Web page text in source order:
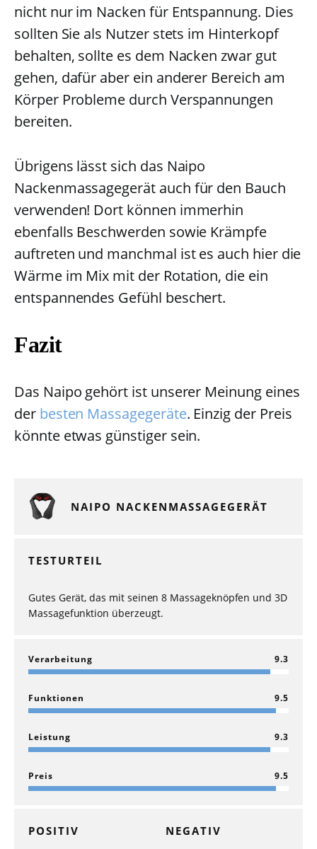
nicht nur im Nacken für Entspannung. Dies
sollten Sie als Nutzer stets im Hinterkopf
behalten, sollte es dem Nacken zwar gut
gehen, dafür aber ein anderer Bereich am
Körper Probleme durch Verspannungen
bereiten.
Übrigens lässt sich das Naipo
Nackenmassagegerät auch für den Bauch
verwenden! Dort können immerhin
ebenfalls Beschwerden sowie Krämpfe
auftreten und manchmal ist es auch hier die
Wärme im Mix mit der Rotation, die ein
entspannendes Gefühl beschert.
Fazit
Das Naipo gehört ist unserer Meinung eines
der besten Massagegeräte. Einzig der Preis
könnte etwas günstiger sein.
NAIPO NACKENMASSAGEGERÄT
TESTURTEIL
Gutes Gerät, das mit seinen 8 Massageknöpfen und 3D
Massagefunktion überzeugt.
Verarbeitung 9.3
Funktionen 9.5
Leistung 9.3
Preis 9.5
POSITIV NEGATIV